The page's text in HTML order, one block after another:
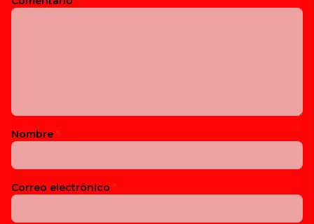
Nombre *
Correo electrónico *